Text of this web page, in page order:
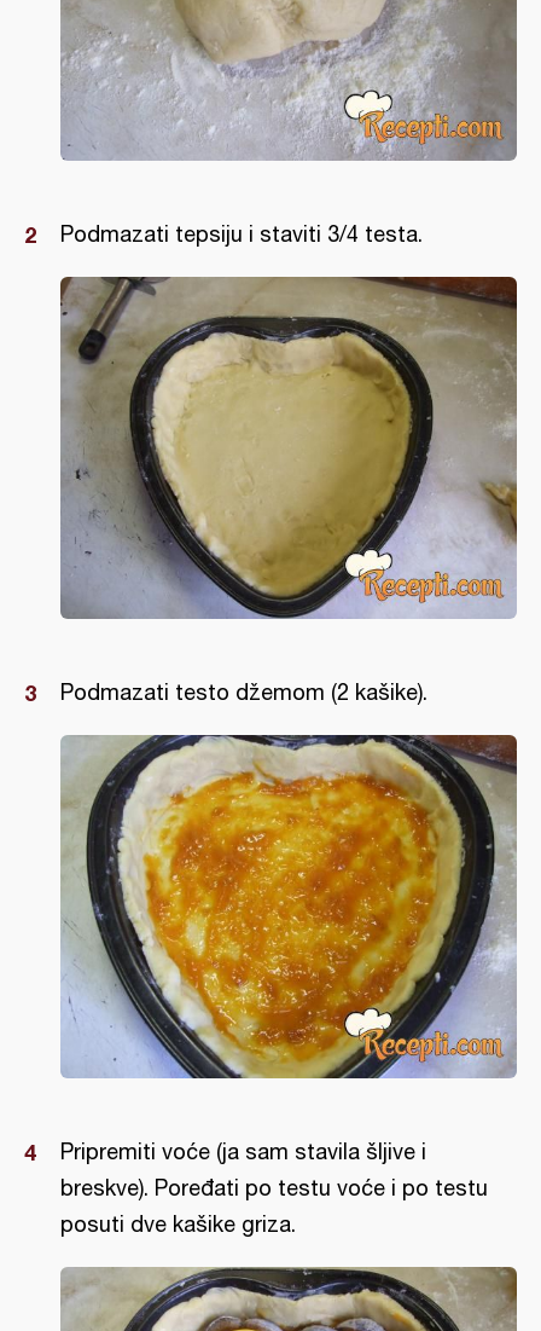
Podmazati tepsiju i staviti 3/4 testa.
Podmazati testo džemom (2 kašike).
Pripremiti voće (ja sam stavila šljive i
breskve). Poređati po testu voće i po testu
posuti dve kašike griza.